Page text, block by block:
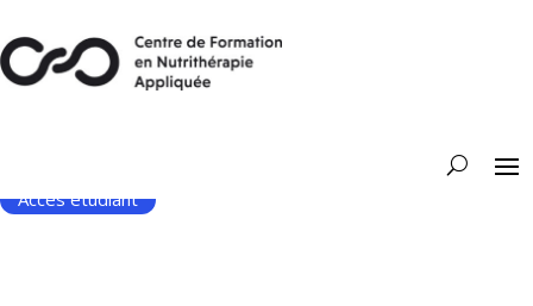
Accès étudiant